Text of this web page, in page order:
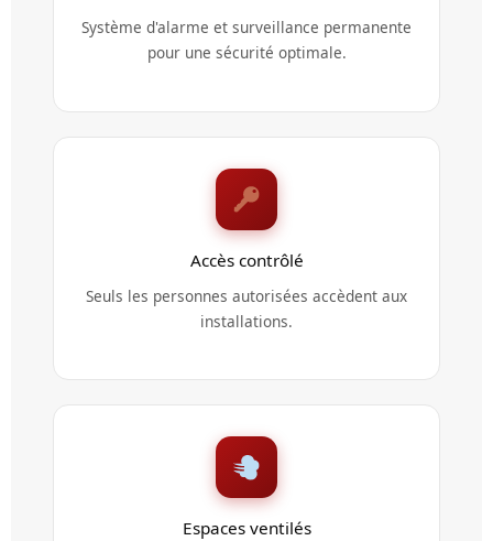
Système d'alarme et surveillance permanente
pour une sécurité optimale.
Accès contrôlé
Seuls les personnes autorisées accèdent aux
installations.
Espaces ventilés